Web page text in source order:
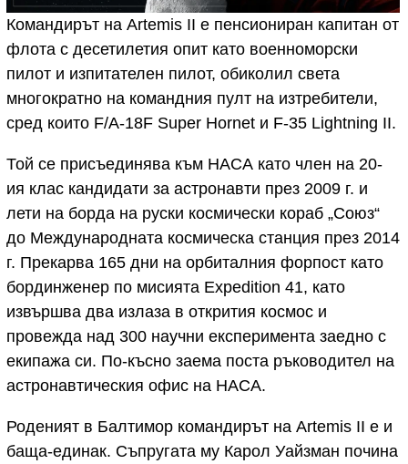
Командирът на Artemis II е пенсиониран капитан от
флота с десетилетия опит като военноморски
пилот и изпитателен пилот, обиколил света
многократно на командния пулт на изтребители,
сред които F/A-18F Super Hornet и F-35 Lightning II.
Той се присъединява към НАСА като член на 20-
ия клас кандидати за астронавти през 2009 г. и
лети на борда на руски космически кораб „Союз“
до Международната космическа станция през 2014
г. Прекарва 165 дни на орбиталния форпост като
бординженер по мисията Expedition 41, като
извършва два излаза в открития космос и
провежда над 300 научни експеримента заедно с
екипажа си. По-късно заема поста ръководител на
астронавтическия офис на НАСА.
Роденият в Балтимор командирът на Artemis II е и
баща-единак. Съпругата му Карол Уайзман почина